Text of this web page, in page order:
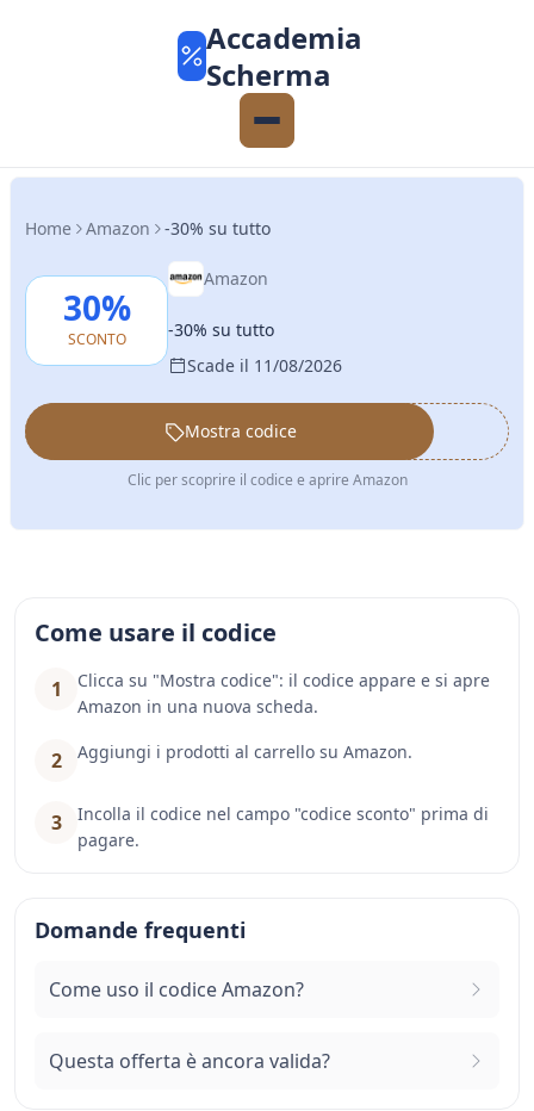
Accademia
Scherma
Home Amazon -30% su tutto
30%
SCONTO
Amazon
-30% su tutto
Scade il 11/08/2026
••••••
Mostra codice
Clic per scoprire il codice e aprire Amazon
Come usare il codice
1
Clicca su "Mostra codice": il codice appare e si apre
Amazon in una nuova scheda.
2 Aggiungi i prodotti al carrello su Amazon.
3
Incolla il codice nel campo "codice sconto" prima di
pagare.
Domande frequenti
Come uso il codice Amazon?
Questa offerta è ancora valida?